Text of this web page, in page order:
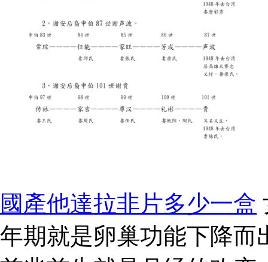
國產他達拉非片多少一盒
年期就是卵巢功能下降而